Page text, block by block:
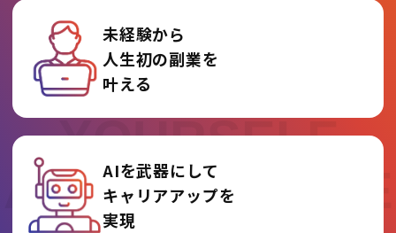
REINVENT
YOURSELF
AT AI COLLEGE
未経験から
人生初の副業を
叶える
AIを武器にして
キャリアアップを
実現